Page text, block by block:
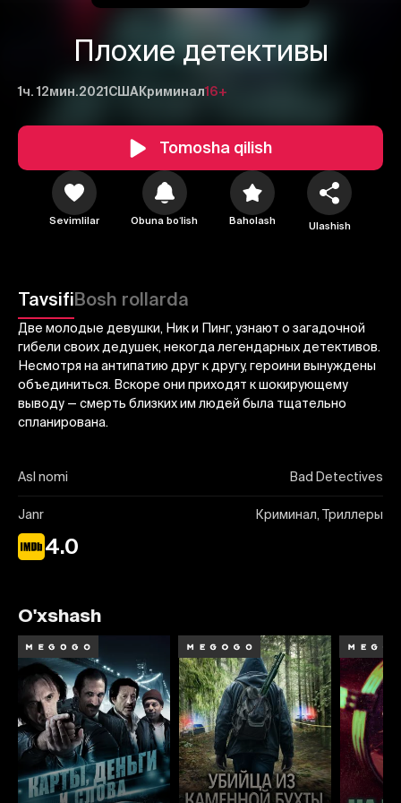
Плохие детективы
1ч. 12мин.2021США Криминал16+
Tomosha qilish
Sevimlilar Obuna boʻlish Baholash Ulashish
TavsifiBosh rollarda
Две молодые девушки, Ник и Пинг, узнают о загадочной
гибели своих дедушек, некогда легендарных детективов.
Несмотря на антипатию друг к другу, героини вынуждены
объединиться. Вскоре они приходят к шокирующему
выводу — смерть близких им людей была тщательно
спланирована.
Asl nomi Bad Detectives
Janr Криминал, Триллеры
4.0
1 2
Yuborish
O'xshash